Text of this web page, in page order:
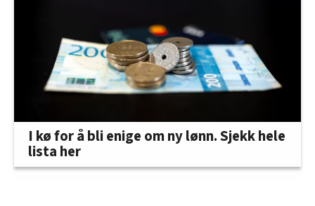
I kø for å bli enige om ny lønn. Sjekk hele
lista her